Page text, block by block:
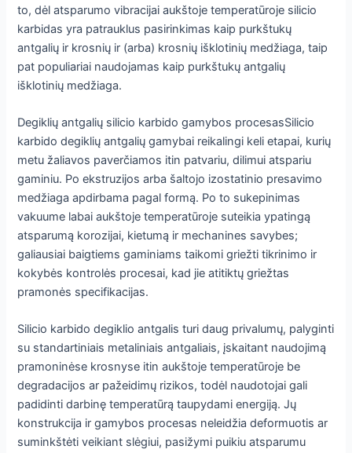
to, dėl atsparumo vibracijai aukštoje temperatūroje silicio
karbidas yra patrauklus pasirinkimas kaip purkštukų
antgalių ir krosnių ir (arba) krosnių išklotinių medžiaga, taip
pat populiariai naudojamas kaip purkštukų antgalių
išklotinių medžiaga.
Degiklių antgalių silicio karbido gamybos procesasSilicio
karbido degiklių antgalių gamybai reikalingi keli etapai, kurių
metu žaliavos paverčiamos itin patvariu, dilimui atspariu
gaminiu. Po ekstruzijos arba šaltojo izostatinio presavimo
medžiaga apdirbama pagal formą. Po to sukepinimas
vakuume labai aukštoje temperatūroje suteikia ypatingą
atsparumą korozijai, kietumą ir mechanines savybes;
galiausiai baigtiems gaminiams taikomi griežti tikrinimo ir
kokybės kontrolės procesai, kad jie atitiktų griežtas
pramonės specifikacijas.
Silicio karbido degiklio antgalis turi daug privalumų, palyginti
su standartiniais metaliniais antgaliais, įskaitant naudojimą
pramoninėse krosnyse itin aukštoje temperatūroje be
degradacijos ar pažeidimų rizikos, todėl naudotojai gali
padidinti darbinę temperatūrą taupydami energiją. Jų
konstrukcija ir gamybos procesas neleidžia deformuotis ar
suminkštėti veikiant slėgiui, pasižymi puikiu atsparumu